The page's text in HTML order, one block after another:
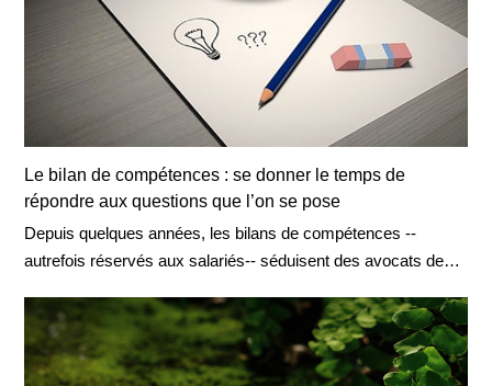
Le bilan de compétences : se donner le temps de
répondre aux questions que l’on se pose
Depuis quelques années, les bilans de compétences --
autrefois réservés aux salariés-- séduisent des avocats de…